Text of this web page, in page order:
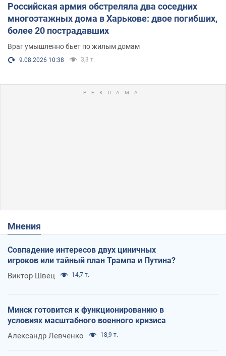
Российская армия обстреляла два соседних
многоэтажных дома в Харькове: двое погибших,
более 20 пострадавших
Враг умышленно бьет по жилым домам
9.08.2026 10:38 3,3 т.
Мнения
Совпадение интересов двух циничных
игроков или тайный план Трампа и Путина?
Виктор Швец 14,7 т.
Минск готовится к функционированию в
условиях масштабного военного кризиса
Александр Левченко 18,9 т.